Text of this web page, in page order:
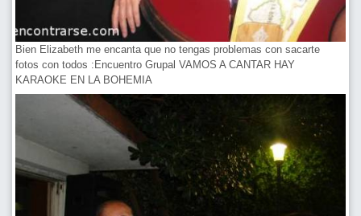
Bien Elizabeth me encanta que no tengas problemas con sacarte
fotos con todos :Encuentro Grupal VAMOS A CANTAR HAY
KARAOKE EN LA BOHEMIA